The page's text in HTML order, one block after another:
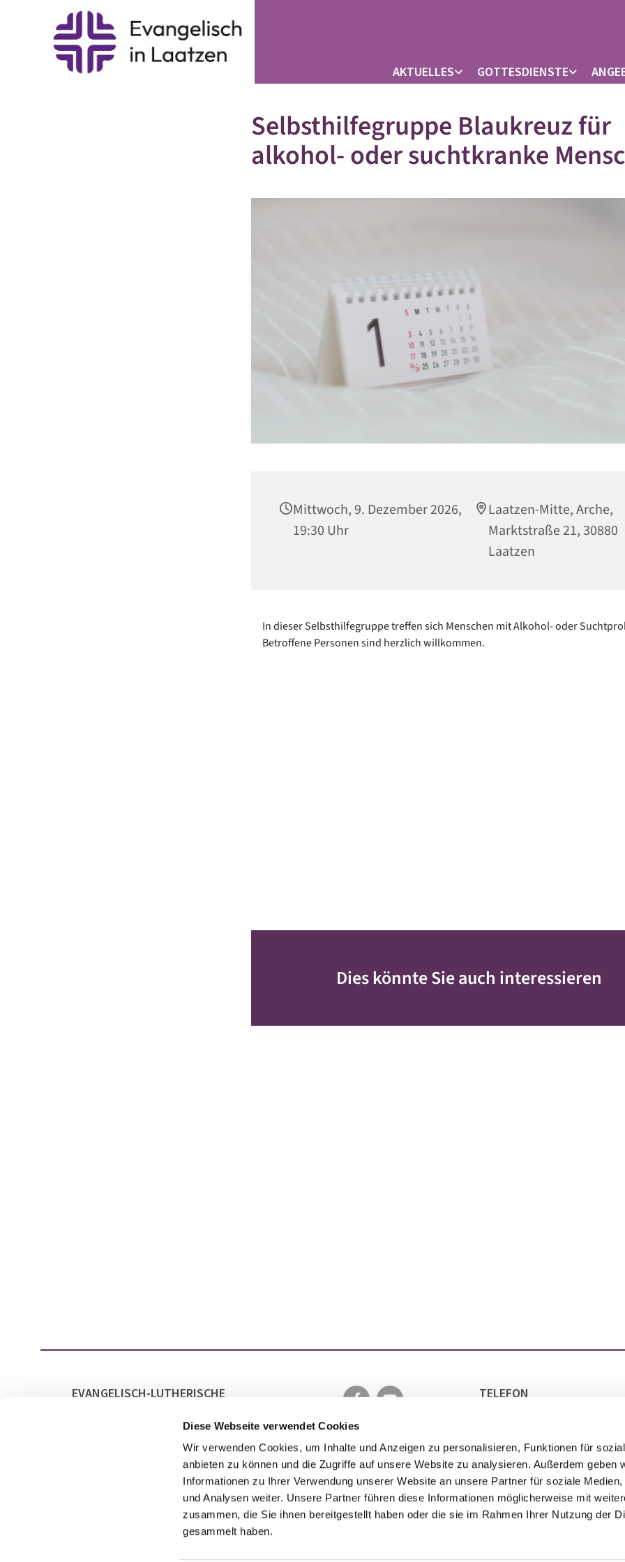
Diese Webseite verwendet Cookies
Wir verwenden Cookies, um Inhalte und Anzeigen zu personalisieren, Funktionen für
anbieten zu können und die Zugriffe auf unsere Website zu analysieren. Außerdem geben
Informationen zu Ihrer Verwendung unserer Website an unsere Partner für soziale Medien,
und Analysen weiter. Unsere Partner führen diese Informationen möglicherweise mit
zusammen, die Sie ihnen bereitgestellt haben oder die sie im Rahmen Ihrer Nutzung der
gesammelt haben.
AKTUELLES GOTTESDIENSTE
Selbsthilfegruppe Blaukreuz für
alkohol- oder suchtkranke
Mittwoch, 9. Dezember 2026,
19:30 Uhr
Laatzen-Mitte, Arche,
Marktstraße 21, 30880
Laatzen
In dieser Selbsthilfegruppe treffen sich Menschen mit Alkohol- oder
Betroffene Personen sind herzlich willkommen.
Dies könnte Sie auch interessieren
EVANGELISCH-LUTHERISCHE
TELEFON
Impressum Datenschutzerklärung ChurchDesk-Login